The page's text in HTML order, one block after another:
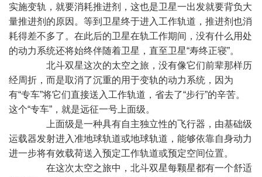
实施变轨，就要消耗推进剂，这也是卫星一出发就要背负大
量推进剂的原因。等到卫星终于进入工作轨道，推进剂也消
耗得差不多了。在此后的卫星在轨工作期间，没有什么用处
的动力系统还将始终伴随着卫星，直至卫星“寿终正寝”。
北斗双星这次的太空之旅，没有像它们前辈那样历
经周折，而是取消了沉重的用于变轨的动力系统，因为
有“专车”将它们直接送入工作轨道，省去了“步行”的辛苦。
这个“专车”，就是远征一号上面级。
上面级是一种具有自主独立性的飞行器，由基础级
运载器发射进入准地球轨道或地球轨道，能够依靠自身动力
进一步将有效载荷送入预定工作轨道或预定空间位置。
在这次太空之旅中，北斗双星每颗星都有一个舒适